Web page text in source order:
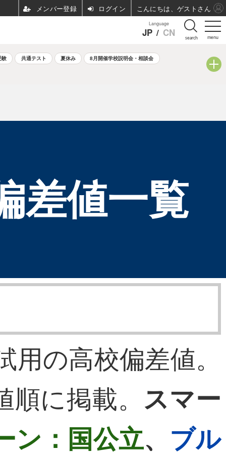
menu
Language
JP / CN search
験 共通テスト 夏休み 8月開催学校説明会・相談会
差値一覧
の高校偏差値。
に掲載。 スマー
ン：国公立、 ブル
ログイン こんにちは、ゲストさん